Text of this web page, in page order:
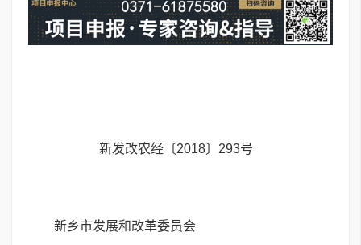
新发改农经〔2018〕293号
新乡市发展和改革委员会